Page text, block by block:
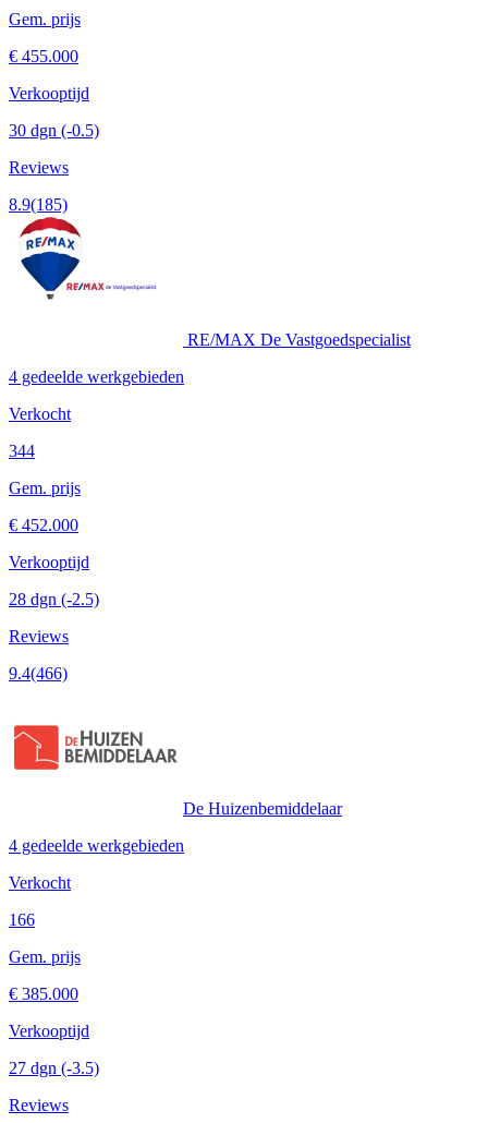
Gem. prijs
€ 455.000
Verkooptijd
30 dgn (-0.5)
Reviews
8.9(185)
RE/MAX De Vastgoedspecialist
4 gedeelde werkgebieden
Verkocht
344
Gem. prijs
€ 452.000
Verkooptijd
28 dgn (-2.5)
Reviews
9.4(466)
De Huizenbemiddelaar
4 gedeelde werkgebieden
Verkocht
166
Gem. prijs
€ 385.000
Verkooptijd
27 dgn (-3.5)
Reviews